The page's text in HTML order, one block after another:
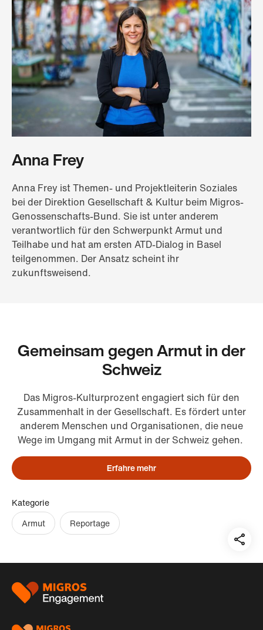
Anna Frey
Anna Frey ist Themen- und Projektleiterin Soziales
bei der Direktion Gesellschaft & Kultur beim Migros-
Genossenschafts-Bund. Sie ist unter anderem
verantwortlich für den Schwerpunkt Armut und
Teilhabe und hat am ersten ATD-Dialog in Basel
teilgenommen. Der Ansatz scheint ihr
zukunftsweisend.
Gemeinsam gegen Armut in der
Schweiz
Das Migros-Kulturprozent engagiert sich für den
Zusammenhalt in der Gesellschaft. Es fördert unter
anderem Menschen und Organisationen, die neue
Wege im Umgang mit Armut in der Schweiz gehen.
Erfahre mehr
Kategorie
Armut
Reportage
auf:
Footer